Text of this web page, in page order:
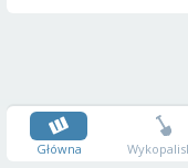
Główna